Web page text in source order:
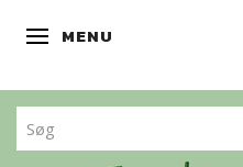
SKIFTE NAVIGATION
MENU